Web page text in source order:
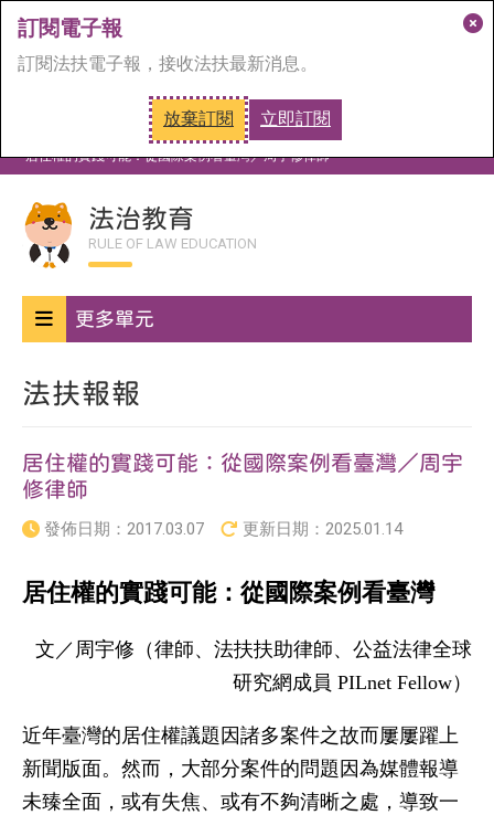
訂閱電子報
訂閱法扶電子報，接收法扶最新消息。
放棄訂閱 立即訂閱
視
窗
法扶報報
居住權的實踐可能：從國際案例看臺灣／周宇修律師
法治教育
RULE OF LAW EDUCATION
更多單元
法扶報報
居住權的實踐可能：從國際案例看臺灣／周宇
修律師
發佈日期： 2017.03.07 更新日期： 2025.01.14
居住權的實踐可能：從國際案例看臺灣
文／周宇修（律師、法扶扶助律師、公益法律全球
研究網成員 PILnet Fellow）
近年臺灣的居住權議題因諸多案件之故而屢屢躍上
新聞版面。然而，大部分案件的問題因為媒體報導
未臻全面，或有失焦、或有不夠清晰之處，導致一